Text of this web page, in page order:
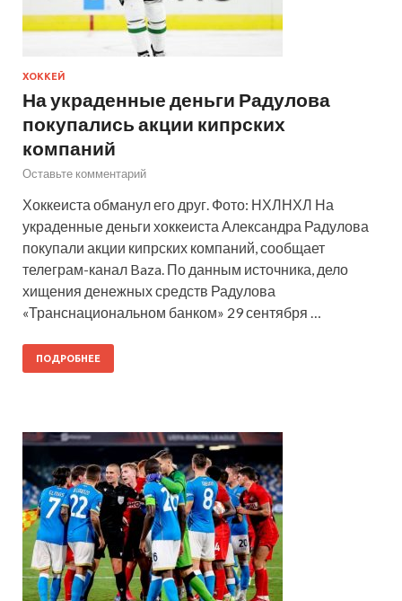
ХОККЕЙ
На украденные деньги Радулова
покупались акции кипрских
компаний
Оставьте комментарий
Хоккеиста обманул его друг. Фото: НХЛНХЛ На
украденные деньги хоккеиста Александра Радулова
покупали акции кипрских компаний, сообщает
телеграм-канал Baza. По данным источника, дело
хищения денежных средств Радулова
«Транснациональном банком» 29 сентября …
ПОДРОБНЕЕ